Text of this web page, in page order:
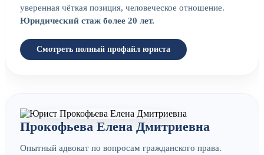
уверенная чёткая позиция, человеческое отношение.
Юридический стаж более 20 лет.
Смотреть полный профайл юриста
Прокофьева Елена Дмитриевна
Опытный адвокат по вопросам гражданского права.